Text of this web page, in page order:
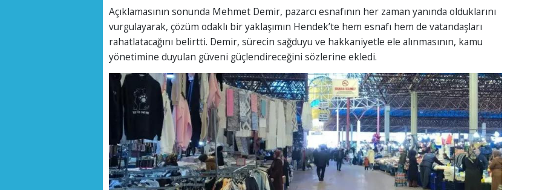
Açıklamasının sonunda Mehmet Demir, pazarcı esnafının her zaman yanında olduklarını
vurgulayarak, çözüm odaklı bir yaklaşımın Hendek’te hem esnafı hem de vatandaşları
rahatlatacağını belirtti. Demir, sürecin sağduyu ve hakkaniyetle ele alınmasının, kamu
yönetimine duyulan güveni güçlendireceğini sözlerine ekledi.